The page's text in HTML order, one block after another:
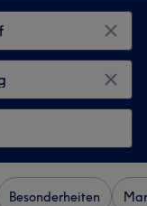
Besonderheiten